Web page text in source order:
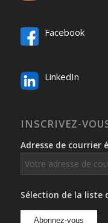
Facebook
LinkedIn
INSCRIVEZ-
Adresse de courrier
Sélection de la liste